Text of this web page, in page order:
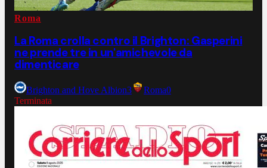
Roma
La Roma crolla contro il Brighton: Gasperini
ne prende tre in un'amichevole da
dimenticare
Brighton and Hove Albion3 Roma0
Terminata